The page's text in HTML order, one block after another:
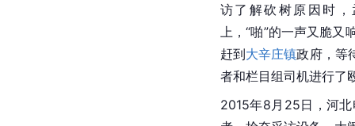
访了解砍树原因时
上，“啪”的一声又脆
赶到大辛庄镇政府，等
者和栏目组司机进行了
2015年8月25日， 河